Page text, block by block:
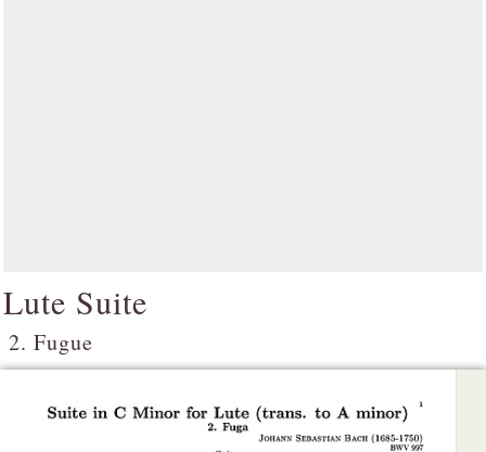
Lute Suite
2. Fugue